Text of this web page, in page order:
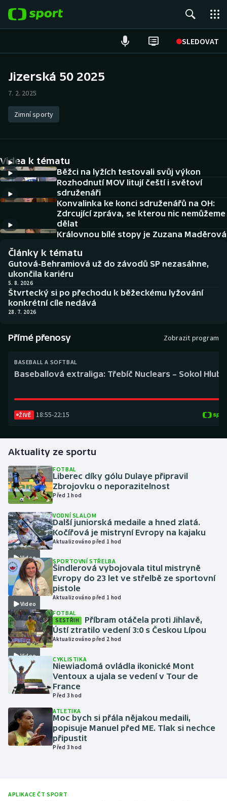
SLEDOVAT
Hokej
Tenis
Atletika
Cyklistika
DALŠÍ SPORTY
Americký fotbal
Baseball a softbal
Basketbal
Biatlon
Boby a skeleton
Box
Golf
Gymnastika
Házená
Jezdectví
Judo
Krasobruslení
Lezení
Lyže a snowboard
Moderní pětiboj
Motorsport
Olympijské hry
Parasport
Plavání
Ragby
NEPŘEHLÉDNĚTE
Soutěže
Historické návraty
Aplikace ČT sport
AZ kvíz
Jizerská 50 2025
7. 2. 2025
Zimní sporty
Videa k tématu
Běžci na lyžích testovali svůj výkon
Rozhodnutí MOV litují čeští i světoví
sdruženáři
Konvalinka ke konci sdruženářů na OH:
Zdrcující zpráva, se kterou nic nemůžeme
dělat
Královnou bílé stopy je Zuzana Maděrová
Články k tématu
Gutová-Behramiová už do závodů SP nezasáhne,
ukončila kariéru
5. 8. 2026
Štvrtecký si po přechodu k běžeckému lyžování
konkrétní cíle nedává
28. 7. 2026
Přímé přenosy Zobrazit program
BASEBALL A SOFTBAL
Baseballová extraliga: Třebíč Nuclears – Sokol
ŽIVĚ 18:55-22:15
Aktuality ze sportu
FOTBAL
Liberec díky gólu Dulaye připravil
Zbrojovku o neporazitelnost
Před 1 hod
Video
VODNÍ SLALOM
Další juniorská medaile a hned zlatá.
Kočířová je mistryní Evropy na kajaku
Aktualizováno před 1 hod
Video
SPORTOVNÍ STŘELBA
Šindlerová vybojovala titul mistryně
Evropy do 23 let ve střelbě ze sportovní
pistole
Aktualizováno před 1 hod
Video
FOTBAL
SESTŘIH
Příbram otáčela proti Jihlavě,
Ústí ztratilo vedení 3:0 s Českou Lípou
Aktualizováno před 2 hod
CYKLISTIKA
Niewiadomá ovládla ikonické Mont
Ventoux a ujala se vedení v Tour de
France
Před 3 hod
ATLETIKA
Moc bych si přála nějakou medaili,
popisuje Manuel před ME. Tlak si nechce
připustit
Před 3 hod
APLIKACE ČT SPORT